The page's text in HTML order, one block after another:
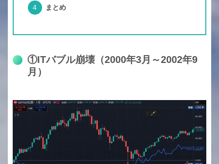
まとめ
①ITバブル崩壊（2000年3月～2002年9
月）